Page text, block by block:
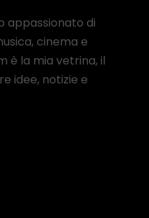
appassionato di
cinema e
è la mia vetrina, il
idee, notizie e